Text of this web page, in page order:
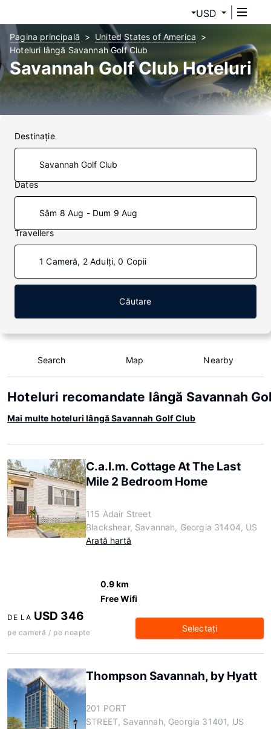
USD
Pagina principală
United States of America
Hoteluri lângă Savannah Golf Club
Savannah Golf Club Hoteluri
Destinaţie
Dates
Sâm 8 Aug - Dum 9 Aug
Travellers
1 Cameră, 2 Adulți, 0 Copii
Căutare
Search Map Nearby
Hoteluri recomandate lângă Savannah
Mai multe hoteluri lângă Savannah Golf Club
C.a.l.m. Cottage At The Last
Mile 2 Bedroom Home
115 Adair Street
Blackshear, Savannah, Georgia 31404, US
Arată hartă
0.9 km
Free Wifi
DE LA USD 346
pe cameră / pe noapte Selectaţi
Thompson Savannah, by Hyatt
201 PORT
STREET, Savannah, Georgia 31401, US